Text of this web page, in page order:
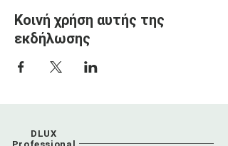
Κοινή χρήση αυτής της
εκδήλωσης
DLUX